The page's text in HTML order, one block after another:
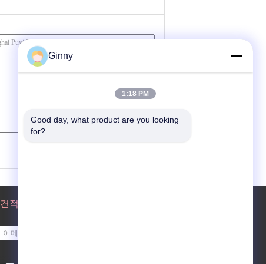
견적 요청
Ginny
1:18 PM
Good day, what product are you looking
for?